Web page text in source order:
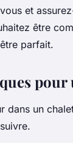
et
être
parfait.
pour
dans un